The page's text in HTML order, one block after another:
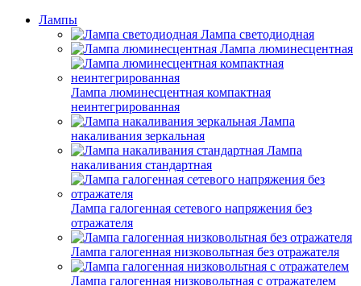
Лампы
Лампа светодиодная
Лампа люминесцентная
Лампа люминесцентная компактная
неинтегрированная
Лампа
накаливания зеркальная
Лампа
накаливания стандартная
Лампа галогенная сетевого напряжения без
отражателя
Лампа галогенная низковольтная без отражателя
Лампа галогенная низковольтная с отражателем